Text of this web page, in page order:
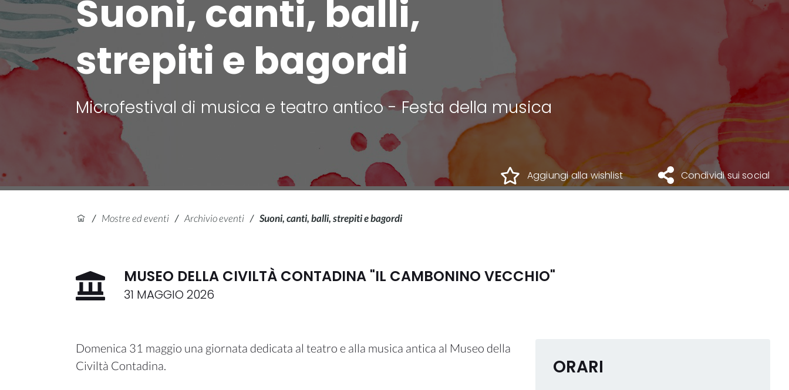
Suoni, canti, balli,
strepiti e bagordi
Microfestival di musica e teatro antico - Festa della musica
Aggiungi alla wishlist Condividi sui social
/ Mostre ed eventi / Archivio eventi / Suoni, canti, balli, strepiti e bagordi
MUSEO DELLA CIVILTÀ CONTADINA "IL CAMBONINO VECCHIO"
31 MAGGIO 2026
ORARI
Domenica 31 maggio una giornata dedicata al teatro e alla musica antica al Museo della
Civiltà Contadina.